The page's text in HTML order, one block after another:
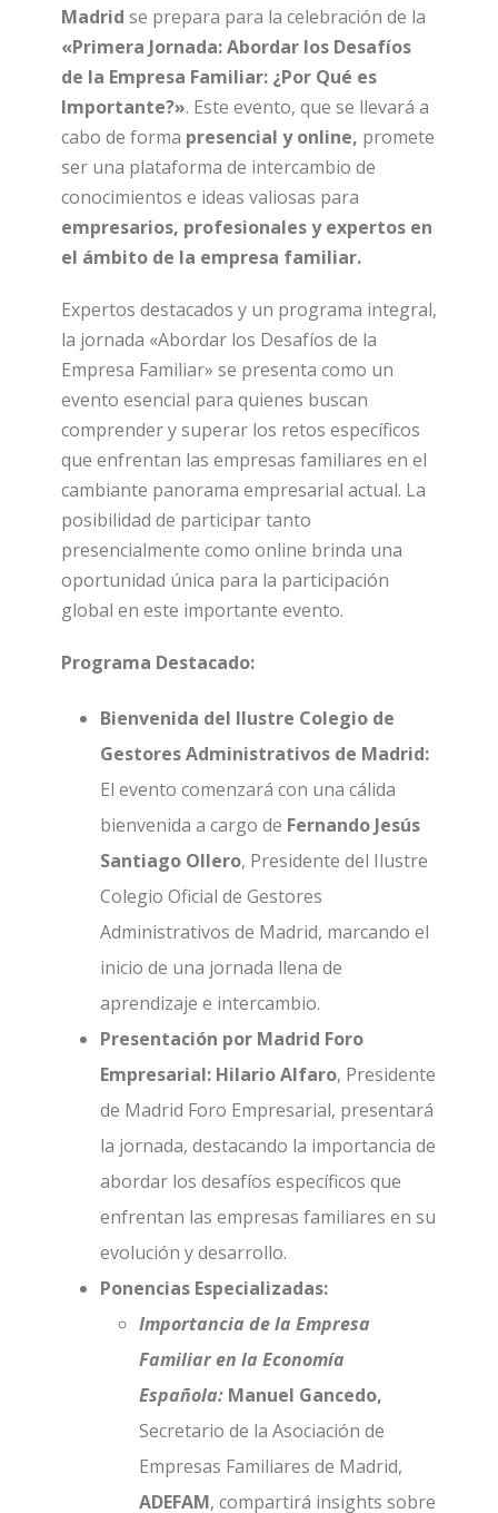
Madrid se prepara para la celebración de la
«Primera Jornada: Abordar los Desafíos
de la Empresa Familiar: ¿Por Qué es
Importante?». Este evento, que se llevará a
cabo de forma presencial y online, promete
ser una plataforma de intercambio de
conocimientos e ideas valiosas para
empresarios, profesionales y expertos en
el ámbito de la empresa familiar.
Expertos destacados y un programa integral,
la jornada «Abordar los Desafíos de la
Empresa Familiar» se presenta como un
evento esencial para quienes buscan
comprender y superar los retos específicos
que enfrentan las empresas familiares en el
cambiante panorama empresarial actual. La
posibilidad de participar tanto
presencialmente como online brinda una
oportunidad única para la participación
global en este importante evento.
Programa Destacado:
Bienvenida del Ilustre Colegio de
Gestores Administrativos de Madrid:
El evento comenzará con una cálida
bienvenida a cargo de Fernando Jesús
Santiago Ollero, Presidente del Ilustre
Colegio Oficial de Gestores
Administrativos de Madrid, marcando el
inicio de una jornada llena de
aprendizaje e intercambio.
Presentación por Madrid Foro
Empresarial: Hilario Alfaro, Presidente
de Madrid Foro Empresarial, presentará
la jornada, destacando la importancia de
abordar los desafíos específicos que
enfrentan las empresas familiares en su
evolución y desarrollo.
Ponencias Especializadas:
Importancia de la Empresa
Familiar en la Economía
Española: Manuel Gancedo,
Secretario de la Asociación de
Empresas Familiares de Madrid,
ADEFAM, compartirá insights sobre